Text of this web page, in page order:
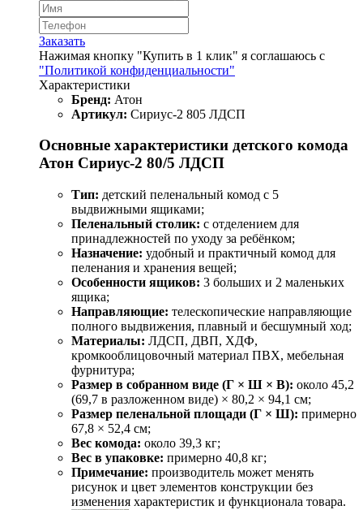
Заказать
Нажимая кнопку "Купить в 1 клик" я соглашаюсь с
"Политикой конфиденциальности"
Характеристики
Бренд: Атон
Артикул: Сириус-2 805 ЛДСП
Основные характеристики детского комода
Атон Сириус-2 80/5 ЛДСП
Тип: детский пеленальный комод с 5
выдвижными ящиками;
Пеленальный столик: с отделением для
принадлежностей по уходу за ребёнком;
Назначение: удобный и практичный комод для
пеленания и хранения вещей;
Особенности ящиков: 3 больших и 2 маленьких
ящика;
Направляющие: телескопические направляющие
полного выдвижения, плавный и бесшумный ход;
Материалы: ЛДСП, ДВП, ХДФ,
кромкооблицовочный материал ПВХ, мебельная
фурнитура;
Размер в собранном виде (Г × Ш × В): около 45,2
(69,7 в разложенном виде) × 80,2 × 94,1 см;
Размер пеленальной площади (Г × Ш): примерно
67,8 × 52,4 см;
Вес комода: около 39,3 кг;
Вес в упаковке: примерно 40,8 кг;
Примечание: производитель может менять
рисунок и цвет элементов конструкции без
изменения характеристик и функционала товара.